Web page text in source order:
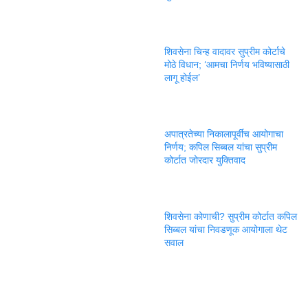
शिवसेना चिन्ह वादावर सुप्रीम कोर्टाचे
मोठे विधान; ‘आमचा निर्णय भविष्यासाठी
लागू होईल’
अपात्रतेच्या निकालापूर्वीच आयोगाचा
निर्णय; कपिल सिब्बल यांचा सुप्रीम
कोर्टात जोरदार युक्तिवाद
शिवसेना कोणाची? सुप्रीम कोर्टात कपिल
सिब्बल यांचा निवडणूक आयोगाला थेट
सवाल